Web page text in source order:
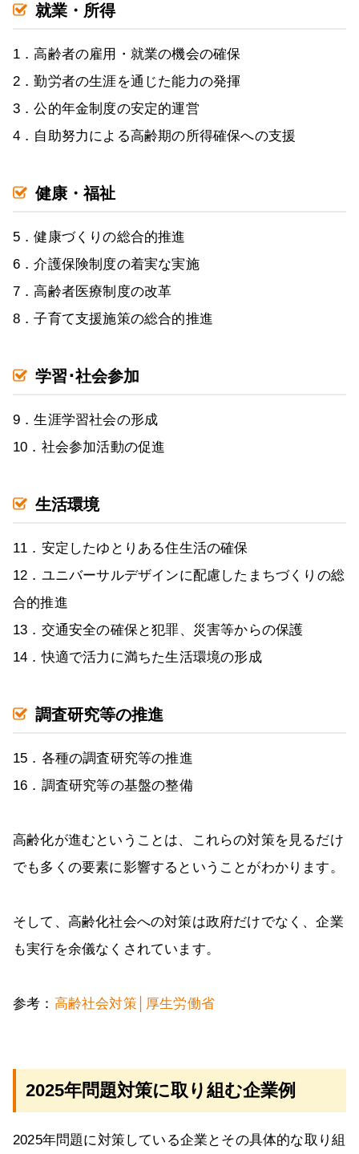
就業・所得
1．高齢者の雇用・就業の機会の確保
2．勤労者の生涯を通じた能力の発揮
3．公的年金制度の安定的運営
4．自助努力による高齢期の所得確保への支援
健康・福祉
5．健康づくりの総合的推進
6．介護保険制度の着実な実施
7．高齢者医療制度の改革
8．子育て支援施策の総合的推進
学習･社会参加
9．生涯学習社会の形成
10．社会参加活動の促進
生活環境
11．安定したゆとりある住生活の確保
12．ユニバーサルデザインに配慮したまちづくりの総
合的推進
13．交通安全の確保と犯罪、災害等からの保護
14．快適で活力に満ちた生活環境の形成
調査研究等の推進
15．各種の調査研究等の推進
16．調査研究等の基盤の整備
高齢化が進むということは、これらの対策を見るだけ
でも多くの要素に影響するということがわかります。
そして、高齢化社会への対策は政府だけでなく、企業
も実行を余儀なくされています。
参考： 高齢社会対策│厚生労働省
2025年問題対策に取り組む企業例
2025年問題に対策している企業とその具体的な取り組